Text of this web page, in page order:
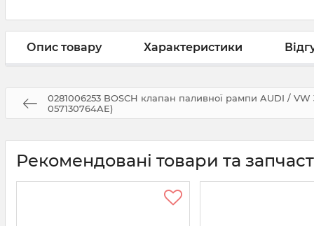
Опис товару Характеристики
0281006253 BOSCH клапан паливної рампи AUDI / VW
057130764AE)
Рекомендовані товари та